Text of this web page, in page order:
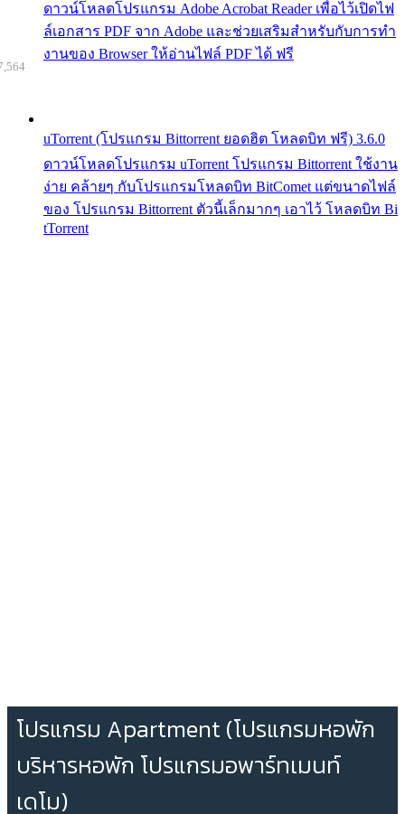
ดาวน์โหลดโปรแกรม Adobe Acrobat Reader เพื่อไว้เปิดไฟ
ล์เอกสาร PDF จาก Adobe และช่วยเสริมสำหรับกับการทำ
งานของ Browser ให้อ่านไฟล์ PDF ได้ ฟรี
uTorrent (โปรแกรม Bittorrent ยอดฮิต โหลดบิท ฟรี) 3.6.0
ดาวน์โหลดโปรแกรม uTorrent โปรแกรม Bittorrent ใช้งาน
ง่าย คล้ายๆ กับโปรแกรมโหลดบิท BitComet แต่ขนาดไฟล์
ของ โปรแกรม Bittorrent ตัวนี้เล็กมากๆ เอาไว้ โหลดบิท Bi
tTorrent
โปรแกรม Apartment (โปรแกรมหอพัก
บริหารหอพัก โปรแกรมอพาร์ทเมนท์
เดโม)